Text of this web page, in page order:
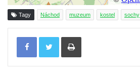
Tagy Náchod muzeum kostel sochy
Tisknout